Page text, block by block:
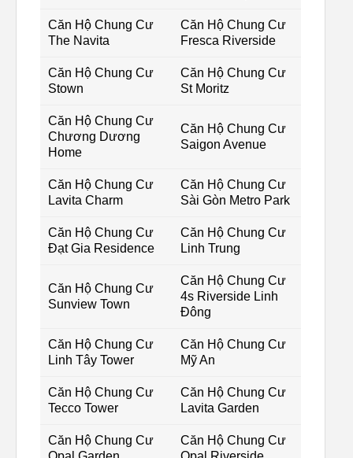
Căn Hộ Chung Cư
The Navita
Căn Hộ Chung Cư
Fresca Riverside
Căn Hộ Chung Cư
Stown
Căn Hộ Chung Cư
St Moritz
Căn Hộ Chung Cư
Chương Dương
Home
Căn Hộ Chung Cư
Saigon Avenue
Căn Hộ Chung Cư
Lavita Charm
Căn Hộ Chung Cư
Sài Gòn Metro Park
Căn Hộ Chung Cư
Đạt Gia Residence
Căn Hộ Chung Cư
Linh Trung
Căn Hộ Chung Cư
Sunview Town
Căn Hộ Chung Cư
4s Riverside Linh
Đông
Căn Hộ Chung Cư
Linh Tây Tower
Căn Hộ Chung Cư
Mỹ An
Căn Hộ Chung Cư
Tecco Tower
Căn Hộ Chung Cư
Lavita Garden
Căn Hộ Chung Cư
Căn Hộ Chung Cư